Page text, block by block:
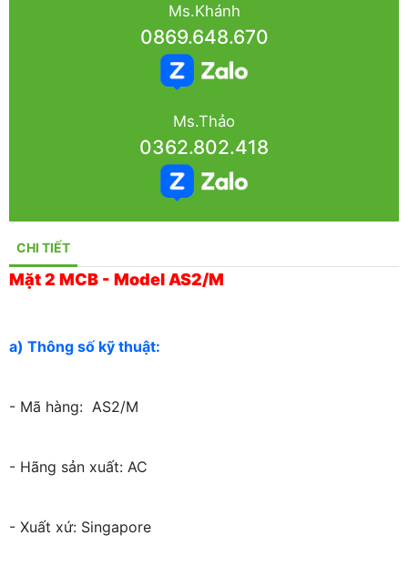
Ms.Khánh
0869.648.670
Ms.Thảo
0362.802.418
CHI TIẾT
Mặt 2 MCB - Model AS2/M
a) Thông số kỹ thuật:
- Mã hàng: AS2/M
- Hãng sản xuất: AC
- Xuất xứ: Singapore